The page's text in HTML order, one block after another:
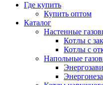
Где купить
Купить оптом
Каталог
Настенные
Котлы с
Котлы с
Напольные